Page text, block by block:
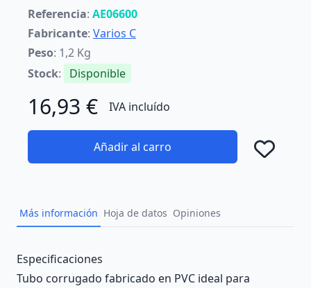
Referencia: AE06600
Fabricante: Varios C
Peso: 1,2 Kg
Stock: Disponible
16,93 € IVA incluído
Añadir al carro
Más información Hoja de datos Opiniones
Description
Especificaciones
Tubo corrugado fabricado en PVC ideal para